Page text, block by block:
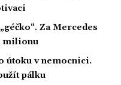
Za Mercedes
milionu
útoku v nemocnici.
pálku